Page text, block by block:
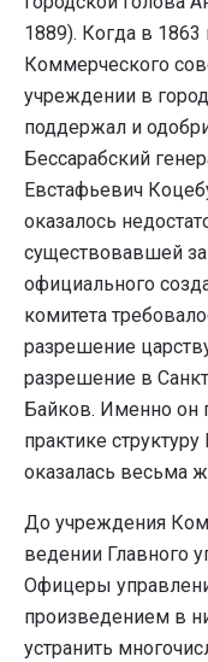
1889). Когда в
Коммерческого
учреждении в
поддержал и
Бессарабский
Евстафьевич
оказалось
существовавшей
официального
комитета
разрешение
разрешение в
Байков. Именно он
практике
оказалась весьма
До учреждения
ведении Главного
Офицеры
произведением в
устранить